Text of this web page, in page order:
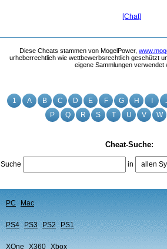
1 A B C D E F G H
P
Q R S T U V W
Cheat-Suche:
Suche in
PC Mac
PS4 PS3 PS2 PS1
XOne X360 Xbox
[Chat]
Diese Cheats stammen von MogelPower,
urheberrechtlich wie wettbewerbsrechtlich geschützt
eigene Sammlungen verwendet